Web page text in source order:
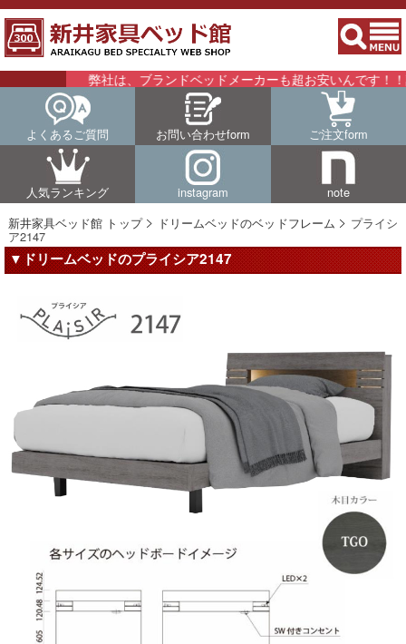
弊社は、ブランドベッドメーカーも超お安いんです！！詳細
よくあるご質問 お問い合わせform ご注文form
人気ランキング instagram
note
新井家具ベッド館 トップ
ドリームベッドのベッドフレーム プライシ
ア2147
▼ドリームベッドのプライシア2147